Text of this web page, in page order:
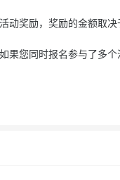
奖励，奖励的金额取决
您同时报名参与了多